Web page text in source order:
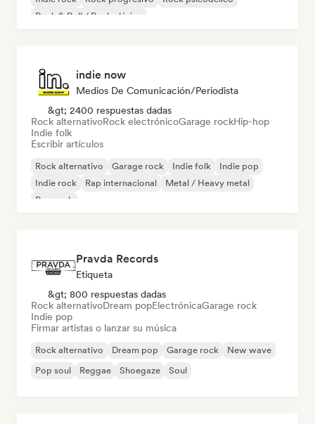
Rock & Roll / Rock clásico
indie now
Medios De Comunicación/Periodista
&gt; 2400 respuestas dadas
Rock alternativoRock electrónicoGarage rockHip-hop
Indie folk
Escribir artículos
Rock alternativo Garage rock Indie folk
Indie pop
Indie rock
Rap internacional
Metal / Heavy metal
Pop rock
Pravda Records
Etiqueta
&gt; 800 respuestas dadas
Rock alternativoDream popElectrónicaGarage rock
Indie pop
Firmar artistas o lanzar su música
Rock alternativo Dream pop Garage rock
New wave
Pop soul
Reggae Shoegaze Soul